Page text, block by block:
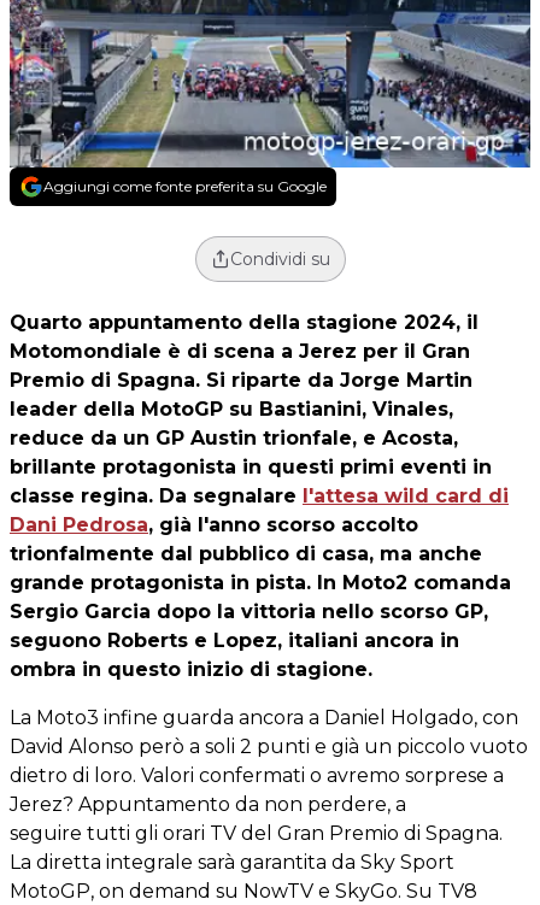
Aggiungi come fonte preferita su Google
Condividi su
Quarto appuntamento della stagione 2024, il
Motomondiale è di scena a Jerez per il Gran
Premio di Spagna. Si riparte da Jorge Martin
leader della MotoGP su Bastianini, Vinales,
reduce da un GP Austin trionfale, e Acosta,
brillante protagonista in questi primi eventi in
classe regina. Da segnalare l'attesa wild card di
Dani Pedrosa, già l'anno scorso accolto
trionfalmente dal pubblico di casa, ma anche
grande protagonista in pista. In Moto2 comanda
Sergio Garcia dopo la vittoria nello scorso GP,
seguono Roberts e Lopez, italiani ancora in
ombra in questo inizio di stagione.
La Moto3 infine guarda ancora a Daniel Holgado, con
David Alonso però a soli 2 punti e già un piccolo vuoto
dietro di loro. Valori confermati o avremo sorprese a
Jerez? Appuntamento da non perdere, a
seguire tutti gli orari TV del Gran Premio di Spagna.
La diretta integrale sarà garantita da Sky Sport
MotoGP, on demand su NowTV e SkyGo. Su TV8